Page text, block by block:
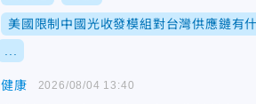
美國限制中國光收發模組對台灣供應鏈有
健康 2026/08/04 13:40